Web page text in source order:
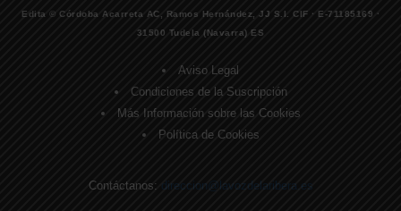
Edita © Córdoba Acarreta AC, Ramos Hernández, JJ S.I. CIF · E-71185169 ·
31500 Tudela (Navarra) ES
Aviso Legal
Condiciones de la Suscripción
Más Información sobre las Cookies
Política de Cookies
Contáctanos: direccion@lavozdelaribera.es